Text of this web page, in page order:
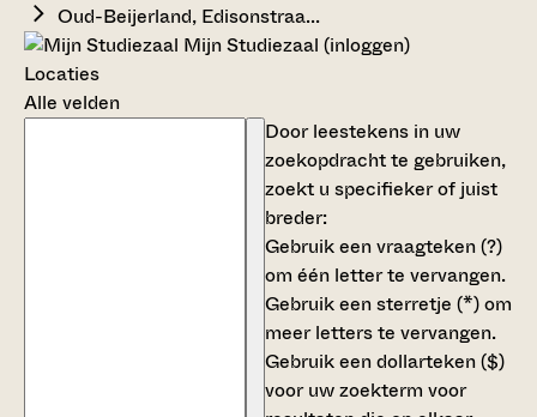
Oud-Beijerland, Edisonstraa...
Mijn Studiezaal (inloggen)
Locaties
Alle velden
Door leestekens in uw
zoekopdracht te gebruiken,
zoekt u specifieker of juist
breder:
Gebruik eenvraagteken (?)
om één letter te vervangen.
Gebruik eensterretje (*)om
meer letters te vervangen.
Gebruik eendollarteken ($)
voor uw zoekterm voor